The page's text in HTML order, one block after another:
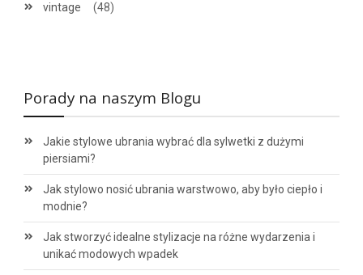
vintage (48)
Porady na naszym Blogu
Jakie stylowe ubrania wybrać dla sylwetki z dużymi
piersiami?
Jak stylowo nosić ubrania warstwowo, aby było ciepło i
modnie?
Jak stworzyć idealne stylizacje na różne wydarzenia i
unikać modowych wpadek